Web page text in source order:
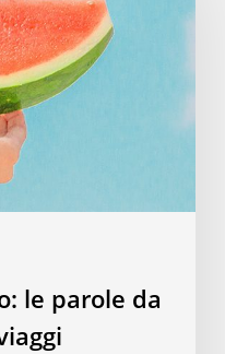
le parole da